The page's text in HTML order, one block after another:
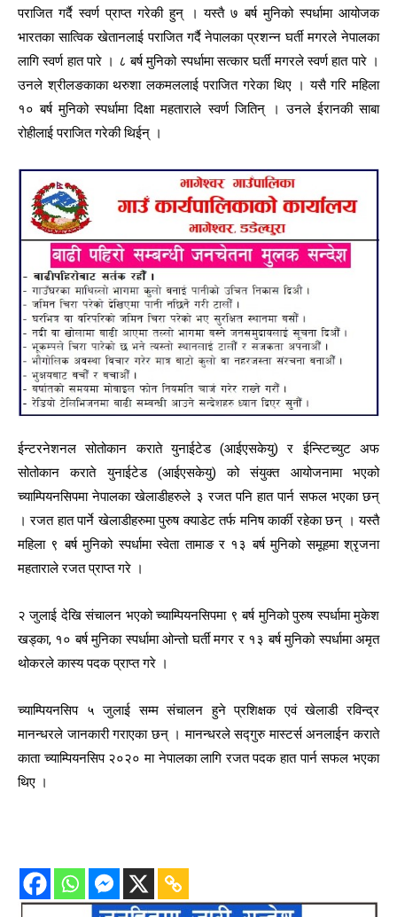
पराजित गर्दै स्वर्ण प्राप्त गरेकी हुन् । यस्तै ७ बर्ष मुनिको स्पर्धामा आयोजक
भारतका सात्विक खेतानलाई पराजित गर्दै नेपालका प्रशन्न घर्ती मगरले नेपालका
लागि स्वर्ण हात पारे । ८ बर्ष मुनिको स्पर्धामा सत्कार घर्ती मगरले स्वर्ण हात पारे ।
उनले श्रीलङकाका थरुशा लकमललाई पराजित गरेका थिए । यसै गरि महिला
१० बर्ष मुनिको स्पर्धामा दिक्षा महताराले स्वर्ण जितिन् । उनले ईरानकी साबा
रोहीलाई पराजित गरेकी थिईन् ।
ईन्टरनेशनल सोतोकान कराते युनाईटेड (आईएसकेयु) र ईन्स्टिच्युट अफ
सोतोकान कराते युनाईटेड (आईएसकेयु) को संयुक्त आयोजनामा भएको
च्याम्पियनसिपमा नेपालका खेलाडीहरुले ३ रजत पनि हात पार्न सफल भएका छन्
। रजत हात पार्ने खेलाडीहरुमा पुरुष क्याडेट तर्फ मनिष कार्की रहेका छन् । यस्तै
महिला ९ बर्ष मुनिको स्पर्धामा स्वेता तामाङ र १३ बर्ष मुनिको समूहमा श्रृजना
महताराले रजत प्राप्त गरे ।
२ जुलाई देखि संचालन भएको च्याम्पियनसिपमा ९ बर्ष मुनिको पुरुष स्पर्धामा मुकेश
खड्का, १० बर्ष मुनिका स्पर्धामा ओन्तो घर्ती मगर र १३ बर्ष मुनिको स्पर्धामा अमृत
थोकरले कास्य पदक प्राप्त गरे ।
च्याम्पियनसिप ५ जुलाई सम्म संचालन हुने प्रशिक्षक एवं खेलाडी रविन्द्र
मानन्धरले जानकारी गराएका छन् । मानन्धरले सद्गुरु मास्टर्स अनलाईन कराते
काता च्याम्पियनसिप २०२० मा नेपालका लागि रजत पदक हात पार्न सफल भएका
थिए ।